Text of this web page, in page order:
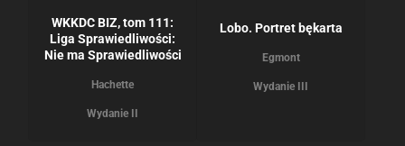
WKKDC BIZ, tom 111:
Liga Sprawiedliwości:
Nie ma Sprawiedliwości
Hachette
Wydanie II
Lobo. Portret bękarta
Egmont
Wydanie III